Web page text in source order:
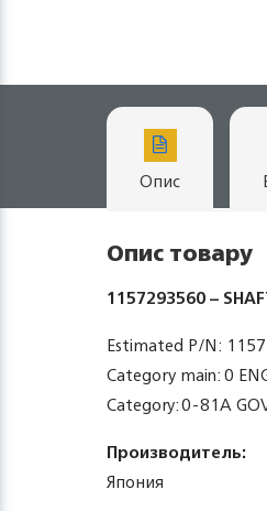
Опис
Опис товару
1157293560 –
Estimated P/N:
Category main: 0
Category: 0-81A
Производитель:
Япония